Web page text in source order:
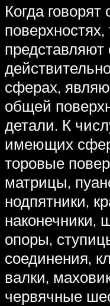
Когда
сферах,
общей
детали. К
имеющих
торовые
матрицы,
нодпятники,
наконечники,
опоры,
соединения,
валки,
червячные